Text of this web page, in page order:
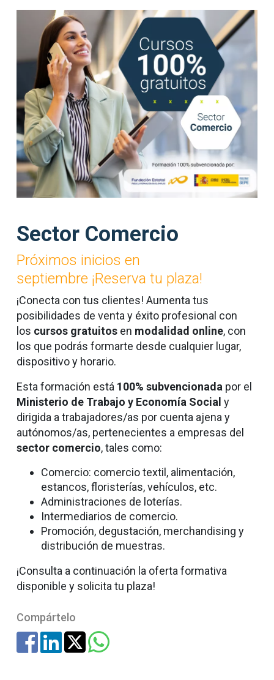
Sector Comercio
Próximos inicios en
septiembre ¡Reserva tu plaza!
¡Conecta con tus clientes! Aumenta tus
posibilidades de venta y éxito profesional con
los cursos gratuitosen modalidad online, con
los que podrás formarte desde cualquier lugar,
dispositivo y horario.
Esta formación está 100% subvencionada por el
Ministerio de Trabajo y Economía Social y
dirigida a trabajadores/as por cuenta ajena y
autónomos/as, pertenecientes a empresas del
sector comercio, tales como:
Comercio: comercio textil, alimentación,
estancos, floristerías, vehículos, etc.
Administraciones de loterías.
Intermediarios de comercio.
Promoción, degustación, merchandising y
distribución de muestras.
¡Consulta a continuación la oferta formativa
disponible y solicita tu plaza!
Compártelo